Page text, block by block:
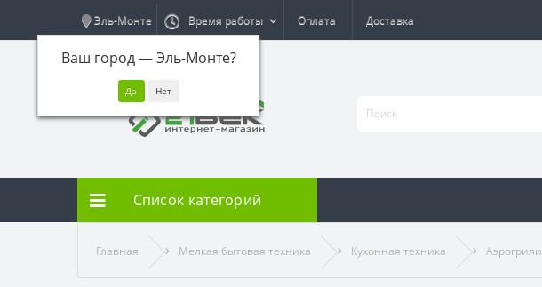
Эль-Монте
Ваш город —Эль-Монте?
Время работы Оплата Доставка
Список категорий
Главная Мелкая бытовая техника Кухонная техника Аэрогрили